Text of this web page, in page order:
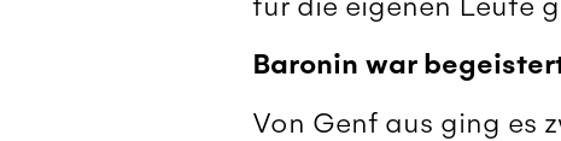
Baronin war
Von Genf aus ging es